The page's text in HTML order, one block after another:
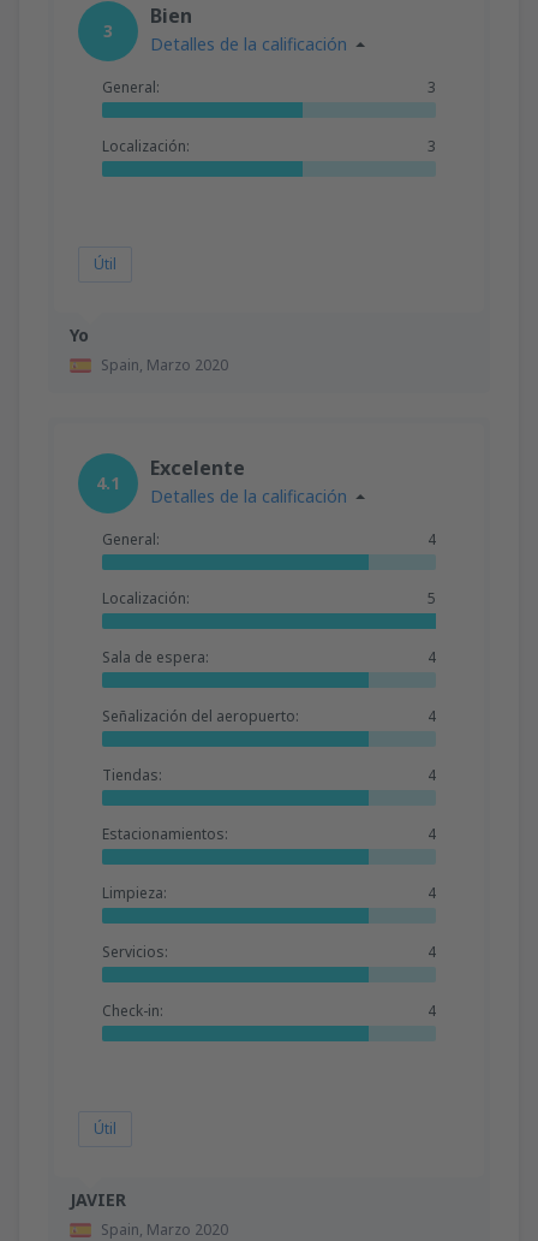
Yo
Spain, Marzo 2020
3
Bien
Detalles de la calificación
General: 3
Localización: 3
Útil
JAVIER
Spain, Marzo 2020
4.1
Excelente
Detalles de la calificación
General: 4
Localización: 5
Sala de espera: 4
Señalización del aeropuerto: 4
Tiendas: 4
Estacionamientos: 4
Limpieza: 4
Servicios: 4
Check-in: 4
Útil